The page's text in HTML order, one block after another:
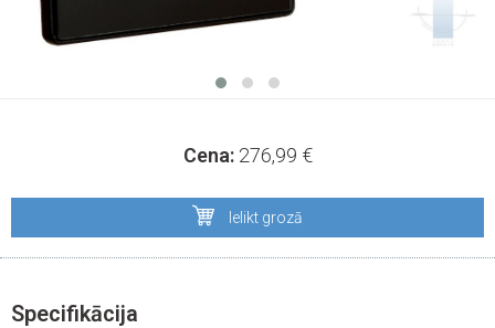
Cena: 276,99 €
Ielikt grozā
Specifikācija